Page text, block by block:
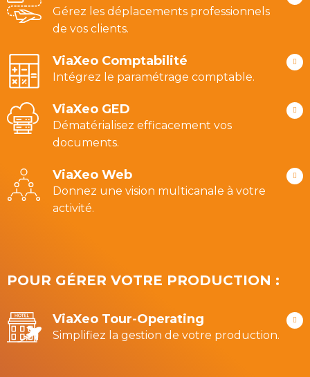
Gérez les déplacements professionnels
de vos clients.
ViaXeo Comptabilité
Intégrez le paramétrage comptable.
ViaXeo GED
Dématérialisez efficacement vos
documents.
ViaXeo Web
Donnez une vision multicanale à votre
activité.
POUR GÉRER VOTRE PRODUCTION :
ViaXeo Tour-Operating
Simplifiez la gestion de votre production.